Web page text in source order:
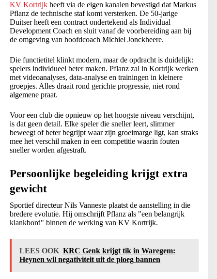
KV Kortrijk heeft via de eigen kanalen bevestigd dat Markus
Pflanz de technische staf komt versterken. De 50-jarige
Duitser heeft een contract ondertekend als Individual
Development Coach en sluit vanaf de voorbereiding aan bij
de omgeving van hoofdcoach Michiel Jonckheere.
Die functietitel klinkt modern, maar de opdracht is duidelijk:
spelers individueel beter maken. Pflanz zal in Kortrijk werken
met videoanalyses, data-analyse en trainingen in kleinere
groepjes. Alles draait rond gerichte progressie, niet rond
algemene praat.
Voor een club die opnieuw op het hoogste niveau verschijnt,
is dat geen detail. Elke speler die sneller leert, slimmer
beweegt of beter begrijpt waar zijn groeimarge ligt, kan straks
mee het verschil maken in een competitie waarin fouten
sneller worden afgestraft.
Persoonlijke begeleiding krijgt extra
gewicht
Sportief directeur Nils Vanneste plaatst de aanstelling in die
bredere evolutie. Hij omschrijft Pflanz als "een belangrijk
klankbord" binnen de werking van KV Kortrijk.
LEES OOK KRC Genk krijgt tik in Waregem:
Heynen wil negativiteit uit de ploeg bannen